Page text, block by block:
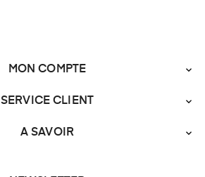
MON COMPTE 
SERVICE CLIENT 
A SAVOIR 